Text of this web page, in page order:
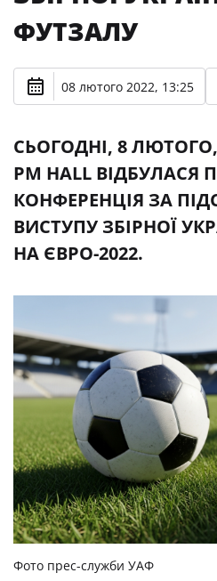
ФУТЗАЛУ
08 лютого 2022, 13:25
СЬОГОДНІ, 8
PM HALL ВІДБУЛАСЯ
КОНФЕРЕНЦІЯ ЗА
ВИСТУПУ ЗБІРНОЇ
НА ЄВРО-2022.
Фото прес-служби УАФ